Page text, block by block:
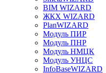
BIM WIZARD
ЖКХ WIZARD
PlanWIZARD
Модуль ПИР
Модуль ПНР
Модуль НМЦК
Модуль УНЦС
InfoBaseWIZARD